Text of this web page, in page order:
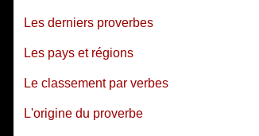
Les derniers proverbes
Les pays et régions
Le classement par verbes
L'origine du proverbe